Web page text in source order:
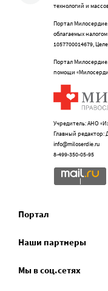
технологий и
Портал
облагаемых
1057700014679,
Портал
помощи
Учредитель: АНО
Главный редактор:
info@miloserdie.ru
8-499-350-05-95
Портал
Наши партнеры
Мы в соц.сетях